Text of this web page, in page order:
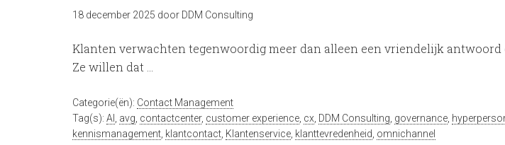
18 december 2025 door DDM Consulting
Klanten verwachten tegenwoordig meer dan alleen een vriendelijk antwoord
Ze willen dat …
Categorie(ën): Contact Management
Tag(s): AI avg contactcenter, customer experience cx DDM Consulting governance
kennismanagement klantcontact Klantenservice klanttevredenheid omnichannel